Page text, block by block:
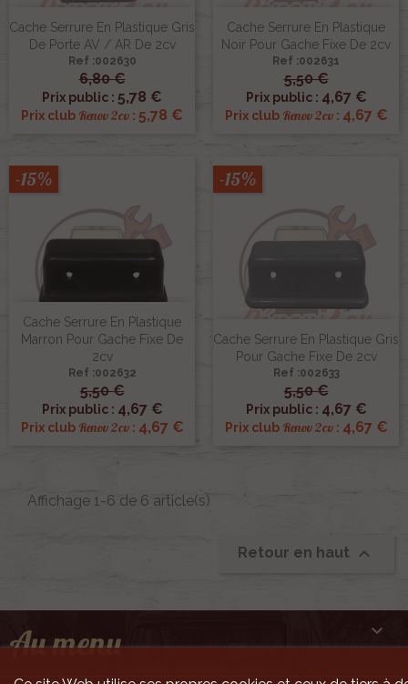
Cache Serrure En Plastique Gris
De Porte AV / AR De 2cv
Ref :002630
6,80 €
Prix public : 5,78 €
Prix club Renov 2cv : 5,78 €
Cache Serrure En Plastique
Noir Pour Gache Fixe De 2cv
Ref :002631
5,50 €
Prix public : 4,67 €
Prix club Renov 2cv: 4,67 €
Cache Serrure En Plastique
Marron Pour Gache Fixe De
2cv
Ref :002632
5,50 €
Prix public : 4,67 €
Prix club Renov 2cv: 4,67 €
-15%
Cache Serrure En Plastique Gris
Pour Gache Fixe De 2cv
Ref :002633
5,50 €
Prix public : 4,67 €
Prix club Renov 2cv: 4,67 €
-15%
Affichage 1-6 de 6 article(s)
Retour en haut 
Au menu 